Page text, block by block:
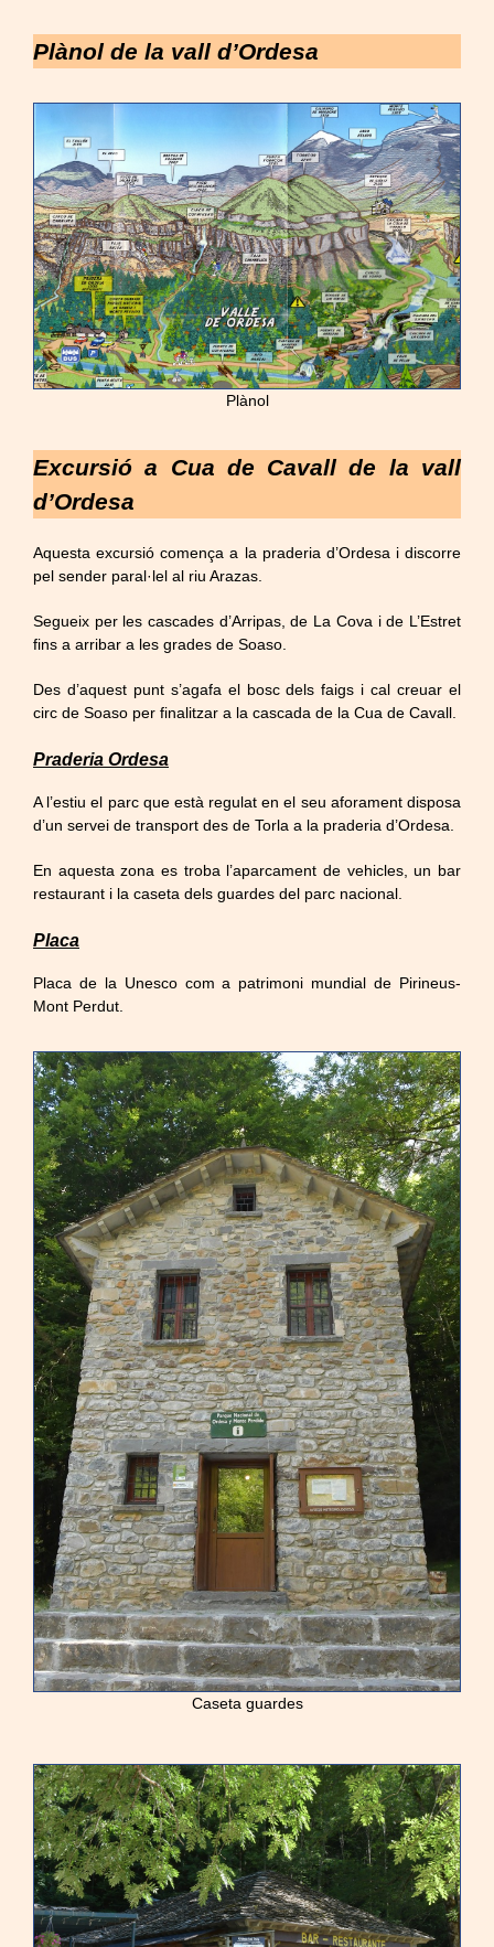
Plànol de la vall d’Ordesa
Plànol
Excursió a Cua de Cavall de la vall
d’Ordesa
Aquesta excursió comença a la praderia d’Ordesa i discorre
pel sender paral·lel al riu Arazas.
Segueix per les cascades d’Arripas, de La Cova i de L’Estret
fins a arribar a les grades de Soaso.
Des d’aquest punt s’agafa el bosc dels faigs i cal creuar el
circ de Soaso per finalitzar a la cascada de la Cua de Cavall.
Praderia Ordesa
A l’estiu el parc que està regulat en el seu aforament disposa
d’un servei de transport des de Torla a la praderia d’Ordesa.
En aquesta zona es troba l’aparcament de vehicles, un bar
restaurant i la caseta dels guardes del parc nacional.
Placa
Placa de la Unesco com a patrimoni mundial de Pirineus-
Mont Perdut.
Caseta guardes